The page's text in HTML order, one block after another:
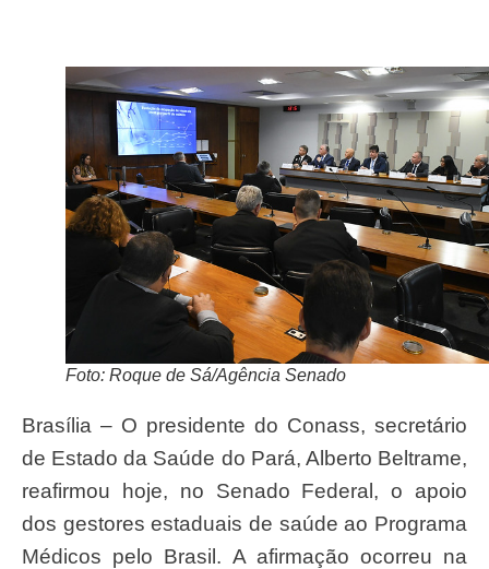
Foto: Roque de Sá/Agência Senado
Brasília – O presidente do Conass, secretário
de Estado da Saúde do Pará, Alberto Beltrame,
reafirmou hoje, no Senado Federal, o apoio
dos gestores estaduais de saúde ao Programa
Médicos pelo Brasil. A afirmação ocorreu na